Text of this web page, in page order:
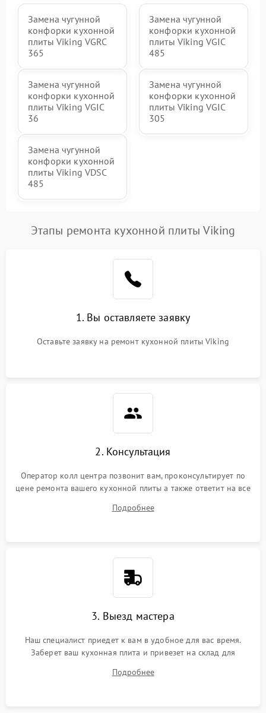
Замена чугунной
конфорки кухонной
плиты Viking VGRC
365
Замена чугунной
конфорки кухонной
плиты Viking VGIC
485
Замена чугунной
конфорки кухонной
плиты Viking VGIC
36
Замена чугунной
конфорки кухонной
плиты Viking VGIC
305
Замена чугунной
конфорки кухонной
плиты Viking VDSC
485
Этапы ремонта кухонной плиты Viking
1. Вы оставляете заявку
Оставьте заявку на ремонт кухонной плиты Viking
2. Консультация
Оператор колл центра позвонит вам, проконсультирует по
цене ремонта вашего кухонной плиты а также ответит на все
Подробнее
3. Выезд мастера
Наш специалист приедет к вам в удобное для вас время.
Заберет ваш кухонная плита и привезет на склад для
Подробнее